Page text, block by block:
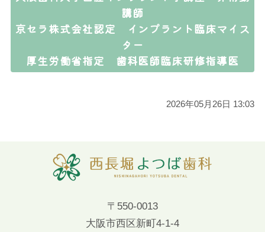
講師
京セラ株式会社認定 インプラント臨床マイス
ター
厚生労働省指定 歯科医師臨床研修指導医
2026年05月26日 13:03
〒550-0013
大阪市西区新町4-1-4